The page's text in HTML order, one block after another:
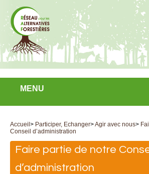
MENU
Accueil > Participer, Echanger>Agir avec nous>
Conseil d’administration
Faire partie de notre
d’administration